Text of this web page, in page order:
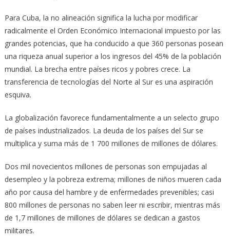
Para Cuba, la no alineación significa la lucha por modificar
radicalmente el Orden Económico Internacional impuesto por las
grandes potencias, que ha conducido a que 360 personas posean
una riqueza anual superior a los ingresos del 45% de la población
mundial. La brecha entre países ricos y pobres crece. La
transferencia de tecnologías del Norte al Sur es una aspiración
esquiva.
La globalización favorece fundamentalmente a un selecto grupo
de países industrializados. La deuda de los países del Sur se
multiplica y suma más de 1 700 millones de millones de dólares.
Dos mil novecientos millones de personas son empujadas al
desempleo y la pobreza extrema; millones de niños mueren cada
año por causa del hambre y de enfermedades prevenibles; casi
800 millones de personas no saben leer ni escribir, mientras más
de 1,7 millones de millones de dólares se dedican a gastos
militares.